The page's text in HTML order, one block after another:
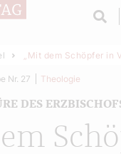
„Mit dem Schöpfer in
DES
Nr. 27 Theologie